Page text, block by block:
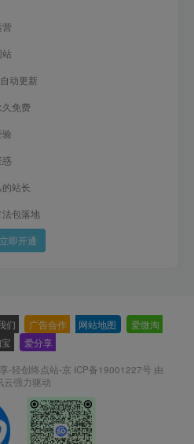
动更新
免费
站长
包落地
立即开通
们 广告合作 网站地图 爱微淘
爱分享
-轻创终点站-京 ICP备19001227号 由
云强力驱动